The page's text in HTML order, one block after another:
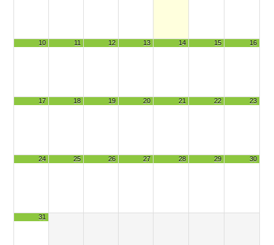
10 11 12 13 14 15 16
17 18 19 20 21 22 23
24 25 26 27 28 29 30
31